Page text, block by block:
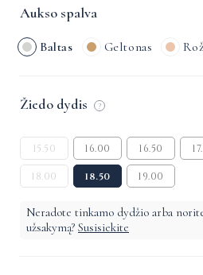
Aukso spalva
Baltas Geltonas
Žiedo dydis ?
15.50 16.00 16.50
18.00 18.50 19.00
Neradote tinkamo dydžio arba
užsakymą? Susisiekite